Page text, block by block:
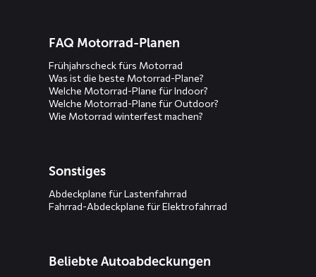
FAQ Motorrad-Planen
Frühjahrscheck fürs Motorrad
Was ist die beste Motorrad-Plane?
Welche Motorrad-Plane für Indoor?
Welche Motorrad-Plane für Outdoor?
Wie Motorrad winterfest machen?
Sonstiges
Abdeckplane für Lastenfahrrad
Fahrrad-Abdeckplane für Elektrofahrrad
Beliebte Autoabdeckungen